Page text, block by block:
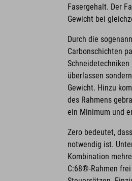
Fasergehalt. Der
Gewicht bei
Durch die
Carbonschichten
überlassen
Gewicht. Hinzu
des Rahmens
ein Minimum und
Zero bedeutet,
notwendig ist.
Kombination
C:68®-Rahmen